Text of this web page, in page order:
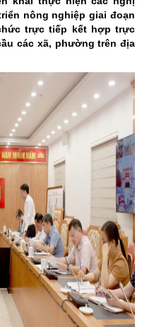
nông nghiệp giai đoạn
trực tiếp kết hợp trực
các xã, phường trên địa